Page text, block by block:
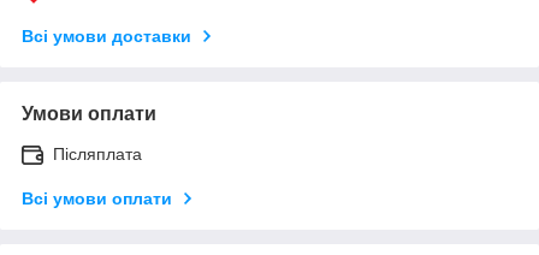
Всі умови доставки
Умови оплати
Післяплата
Всі умови оплати